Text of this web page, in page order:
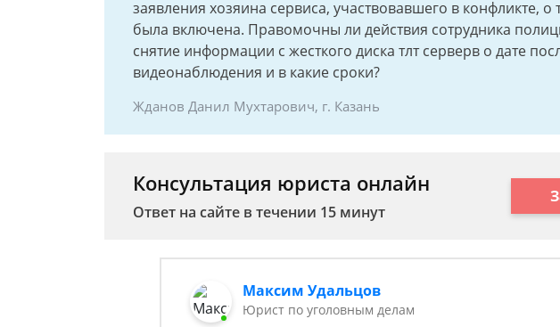
заявления хозяина сервиса, участвовавшего в конфликте, о
была включена. Правомочны ли действия сотрудника
снятие информации с жесткого диска тлт серверв о дате
видеонаблюдения и в какие сроки?
Жданов Данил Мухтарович, г. Казань
Консультация юриста онлайн
Ответ на сайте в течении 15 минут
Максим Удальцов
Юрист по уголовным делам